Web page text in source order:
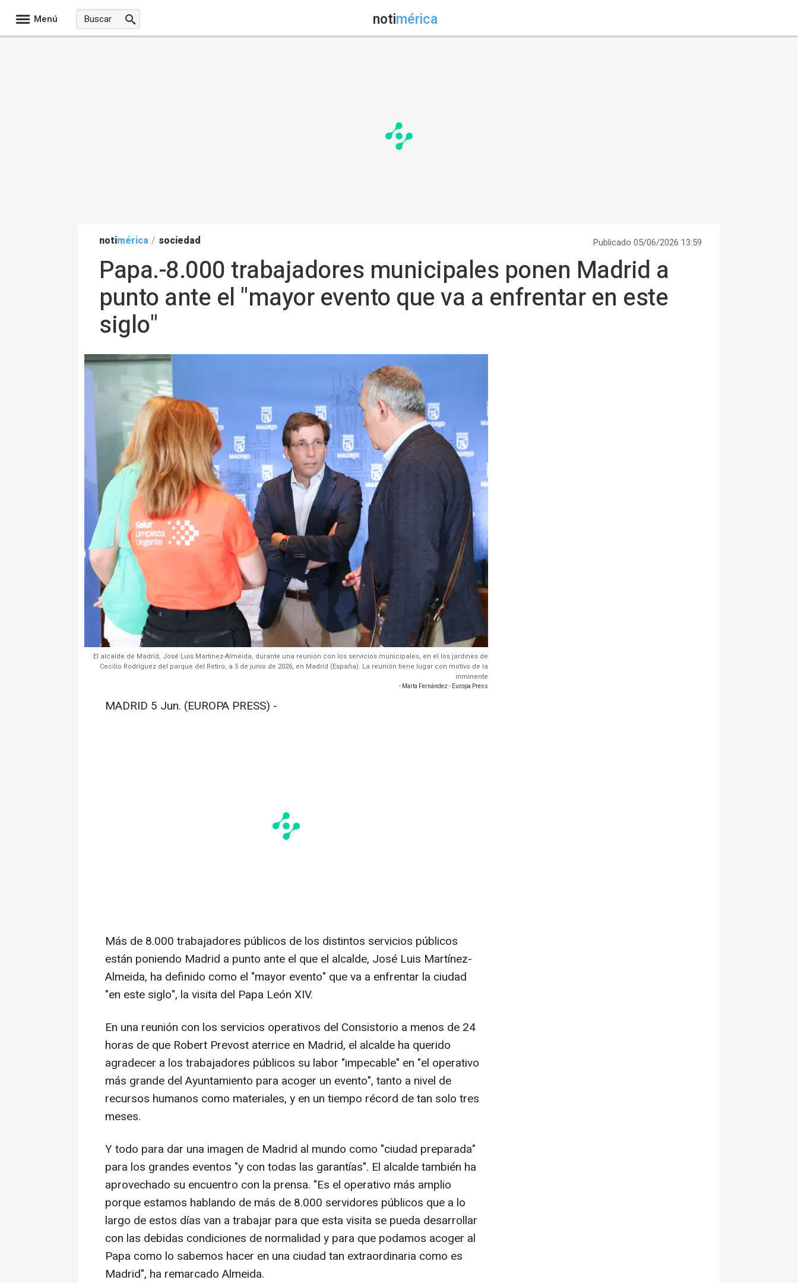
Menú notimérica
notimérica / sociedad Publicado 05/06/2026 13:59
Papa.-8.000 trabajadores municipales ponen Madrid a
punto ante el "mayor evento que va a enfrentar en este
siglo"
El alcalde de Madrid, José Luis Martínez-Almeida, durante una reunión con los servicios municipales, en el los jardines de
Cecilio Rodríguez del parque del Retiro, a 5 de junio de 2026, en Madrid (España). La reunión tiene lugar con motivo de la
inminente
- Marta Fernández - Europa Press
MADRID 5 Jun. (EUROPA PRESS) -
Más de 8.000 trabajadores públicos de los distintos servicios públicos
están poniendo Madrid a punto ante el que el alcalde, José Luis Martínez-
Almeida, ha definido como el "mayor evento" que va a enfrentar la ciudad
"en este siglo", la visita del Papa León XIV.
En una reunión con los servicios operativos del Consistorio a menos de 24
horas de que Robert Prevost aterrice en Madrid, el alcalde ha querido
agradecer a los trabajadores públicos su labor "impecable" en "el operativo
más grande del Ayuntamiento para acoger un evento", tanto a nivel de
recursos humanos como materiales, y en un tiempo récord de tan solo tres
meses.
Y todo para dar una imagen de Madrid al mundo como "ciudad preparada"
para los grandes eventos "y con todas las garantías". El alcalde también ha
aprovechado su encuentro con la prensa. "Es el operativo más amplio
porque estamos hablando de más de 8.000 servidores públicos que a lo
largo de estos días van a trabajar para que esta visita se pueda desarrollar
con las debidas condiciones de normalidad y para que podamos acoger al
Papa como lo sabemos hacer en una ciudad tan extraordinaria como es
Madrid", ha remarcado Almeida.